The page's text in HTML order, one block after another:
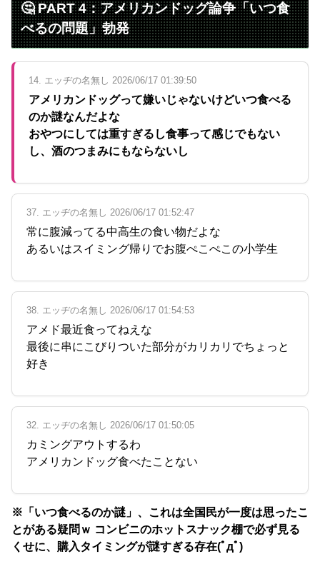
🤔 PART 4：アメリカンドッグ論争「いつ食
べるの問題」勃発
14. エッヂの名無し 2026/06/17 01:39:50
アメリカンドッグって嫌いじゃないけどいつ食べる
のか謎なんだよな
おやつにしては重すぎるし食事って感じでもない
し、酒のつまみにもならないし
37. エッヂの名無し 2026/06/17 01:52:47
常に腹減ってる中高生の食い物だよな
あるいはスイミング帰りでお腹ぺこぺこの小学生
38. エッヂの名無し 2026/06/17 01:54:53
アメド最近食ってねえな
最後に串にこびりついた部分がカリカリでちょっと
好き
32. エッヂの名無し 2026/06/17 01:50:05
カミングアウトするわ
アメリカンドッグ食べたことない
※「いつ食べるのか謎」、これは全国民が一度は思ったこ
とがある疑問ｗ コンビニのホットスナック棚で必ず見る
くせに、購入タイミングが謎すぎる存在(ﾟдﾟ)